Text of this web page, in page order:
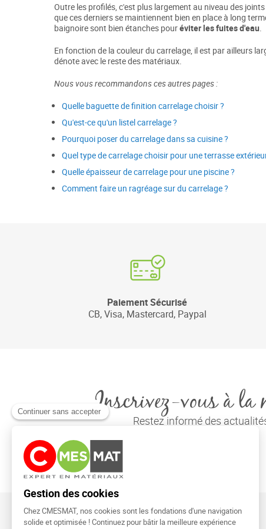
Outre les profilés, c'est plus largement au niveau des
que ces derniers se maintiennent bien en place à long
baignoire sont bien étanches pouréviter les fuites d'eau
En fonction de la couleur du carrelage, il est par ailleurs
dénote avec le reste des matériaux.
Nous vous recommandons ces autres pages :
Quelle baguette de finition carrelage choisir ?
Qu'est-ce qu'un listel carrelage ?
Pourquoi poser du carrelage dans sa cuisine ?
Quel type de carrelage choisir pour une terrasse
Quelle épaisseur de carrelage pour une piscine ?
Comment faire un ragréage sur du carrelage ?
Paiement Sécurisé
CB, Visa, Mastercard, Paypal
Inscrivez-vous à la
Restez informé des